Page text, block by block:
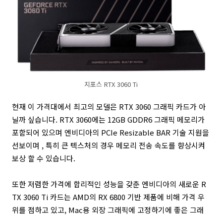
지포스 RTX 3060 Ti
현재 이 가격대에서 최고의 모델은 RTX 3060 그래픽 카드가 아
닐까 싶습니다. RTX 3060에는 12GB GDDR6 그래픽 메모리가
포함되어 있으며 엔비디아의 PCIe Resizable BAR 기술 지원을
선보이며 , 특히 큰 텍스처의 경우 메모리 전송 속도를 향상시켜
보상 할 수 있습니다.
또한 저렴한 가격에 합리적인 성능을 갖춘 엔비디아의 새로운 R
TX 3060 Ti 카드는 AMD의 RX 6800 기반 제품에 비해 가격 우
위를 점하고 있고, Mac용 외장 그래픽에 고정하기에 좋은 그래